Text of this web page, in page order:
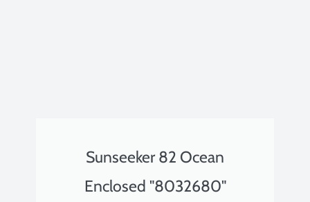
Sunseeker 82 Ocean
Enclosed "8032680"